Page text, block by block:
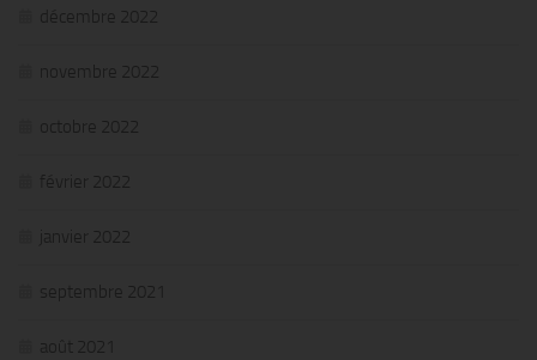
décembre 2022
novembre 2022
octobre 2022
février 2022
janvier 2022
septembre 2021
août 2021